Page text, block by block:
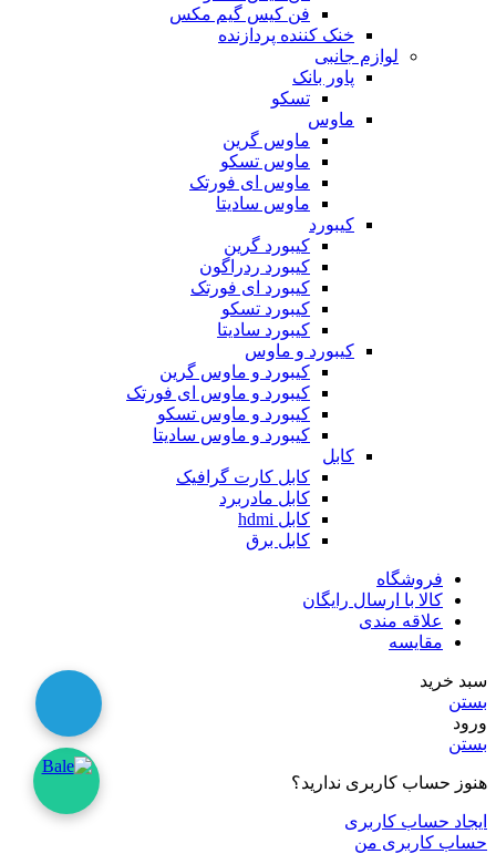
فن کیس گیم مکس
خنک کننده پردازنده
لوازم جانبی
پاور بانک
تسکو
ماوس
ماوس گرین
ماوس تسکو
ماوس ای فورتک
ماوس سادیتا
کیبورد
کیبورد گرین
کیبورد ردراگون
کیبورد ای فورتک
کیبورد تسکو
کیبورد سادیتا
کیبورد و ماوس
کیبورد و ماوس گرین
کیبورد و ماوس ای فورتک
کیبورد و ماوس تسکو
کیبورد و ماوس سادیتا
کابل
کابل کارت گرافیک
کابل مادربرد
کابل hdmi
کابل برق
فروشگاه
کالا با ارسال رایگان
علاقه مندی
مقایسه
سبد خرید
بستن
ورود
بستن
هنوز حساب کاربری ندارید؟
ایجاد حساب کاربری
حساب کاربری من